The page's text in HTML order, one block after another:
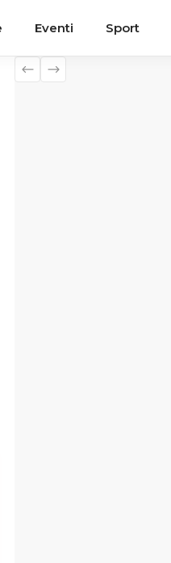
Eventi Sport